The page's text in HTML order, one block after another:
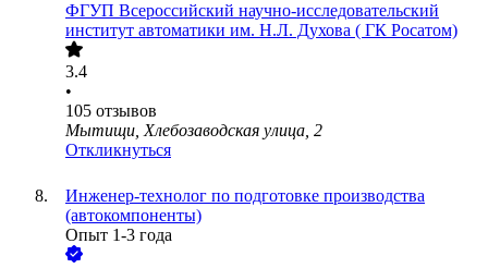
ФГУП Всероссийский научно-исследовательский
институт автоматики им. Н.Л. Духова ( ГК Росатом)
3.4
•
105 отзывов
Мытищи, Хлебозаводская улица, 2
Откликнуться
Инженер-технолог по подготовке производства
(автокомпоненты)
Опыт 1-3 года